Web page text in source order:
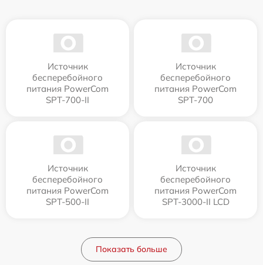
Источник
бесперебойного
питания PowerCom
SPT-700-II
Источник
бесперебойного
питания PowerCom
SPT-700
Источник
бесперебойного
питания PowerCom
SPT-500-II
Источник
бесперебойного
питания PowerCom
SPT-3000-II LCD
Показать больше